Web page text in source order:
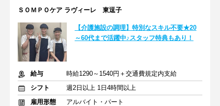
ＳＯＭＰＯケア ラヴィーレ 東逗子
【介護施設の調理】特別なスキル不要★20
～60代まで活躍中♪スタッフ特典もあり！
給与
時給1290～1540円＋交通費規定内支給
シフト
週2日以上 1日4時間以上
雇用形態
アルバイト・パート